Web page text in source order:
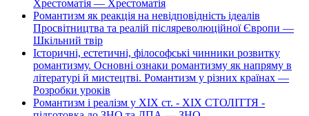
Хрестоматія — Хрестоматія
Романтизм як реакція на невідповідність ідеалів
Просвітництва та реалій післяреволюційної Європи —
Шкільний твір
Історичні, естетичні, філософські чинники розвитку
романтизму. Основні ознаки романтизму як напряму в
літературі й мистецтві. Романтизм у різних країнах —
Розробки уроків
Романтизм і реалізм у XIX ст. - XIX СТОЛІТТЯ -